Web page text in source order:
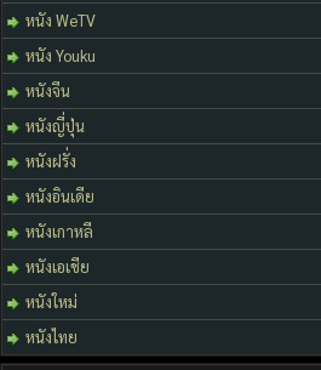
หนัง WeTV
หนัง Youku
หนังจีน
หนังญี่ปุ่น
หนังฝรั่ง
หนังอินเดีย
หนังเกาหลี
หนังเอเชีย
หนังใหม่
หนังไทย